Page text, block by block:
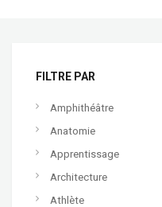
FILTRE PAR
Amphithéâtre
Anatomie
Apprentissage
Architecture
Athlète